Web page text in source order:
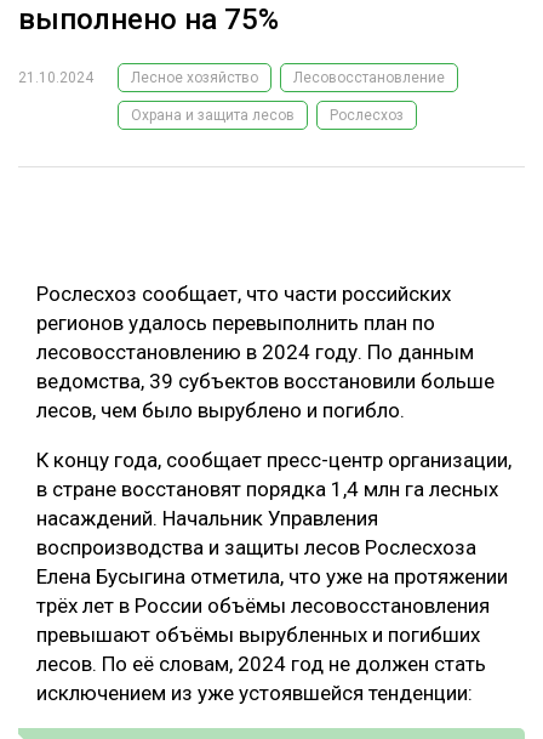
ЛЕСНОЕ ХОЗЯЙСТВО
ЛЕСОЗАГОТОВКА
БИОЭНЕРГЕТИКА
ЛЕСОВОССТАНОВЛЕНИЕ И ЗАЩИТА
ЛОГИСТИКА
КОМПЛЕКСНАЯ ПЕРЕРАБОТКА
ЛЕСОПИЛЕНИЕ
ДЕРЕВЯННОЕ ДОМОСТРОЕНИЕ
БЕЗОПАСНОЕ ПРОИЗВОДСТВО
ПОДБОРКИ СТАТЕЙ
выполнено на 75%
21.10.2024 Лесное хозяйство Лесовосстановление
Охрана и защита лесов Рослесхоз
Рослесхоз сообщает, что части российских
регионов удалось перевыполнить план по
лесовосстановлению в 2024 году. По данным
ведомства, 39 субъектов восстановили больше
лесов, чем было вырублено и погибло.
К концу года, сообщает пресс-центр организации,
в стране восстановят порядка 1,4 млн га лесных
насаждений. Начальник Управления
воспроизводства и защиты лесов Рослесхоза
Елена Бусыгина отметила, что уже на протяжении
трёх лет в России объёмы лесовосстановления
превышают объёмы вырубленных и погибших
лесов. По её словам, 2024 год не должен стать
исключением из уже устоявшейся тенденции: